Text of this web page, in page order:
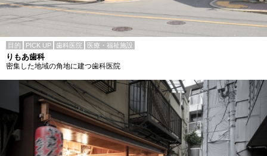
目的 PICK UP 歯科医院 医療・福祉施設
りもあ歯科
密集した地域の角地に建つ歯科医院